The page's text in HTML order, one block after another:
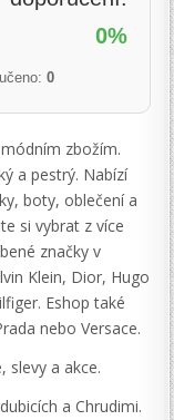
0%
0
zbožím.
a pestrý. Nabízí
boty, oblečení a
si vybrat z více
značky v
Klein, Dior, Hugo
Eshop také
nebo Versace.
slevy a akce.
a Chrudimi.